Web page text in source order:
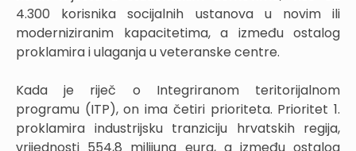
4.300 korisnika socijalnih ustanova u novim ili
moderniziranim kapacitetima, a između ostalog
proklamira i ulaganja u veteranske centre.
Kada je riječ o Integriranom teritorijalnom
programu (ITP), on ima četiri prioriteta. Prioritet 1.
proklamira industrijsku tranziciju hrvatskih regija,